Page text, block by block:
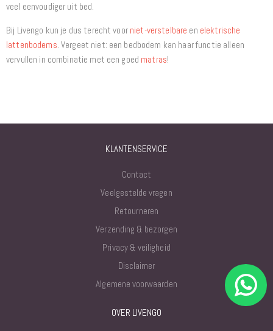
veel eenvoudiger uit bed.
Bij Livengo kun je dus terecht voor niet-verstelbare en elektrische
lattenbodems. Vergeet niet: een bedbodem kan haar functie alleen
vervullen in combinatie met een goed matras!
KLANTENSERVICE
Contact
Veelgestelde vragen
Retourneren
Verzending & bezorgen
Privacy & veiligheid
Disclaimer
Algemene voorwaarden
OVER LIVENGO